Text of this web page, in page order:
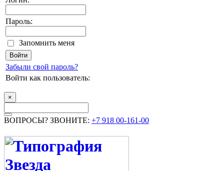
Пароль:
Запомнить меня
Забыли свой пароль?
Войти как пользователь:
×
ВОПРОСЫ? ЗВОНИТЕ: +7 918 00-161-00